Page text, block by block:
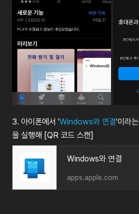
3. 아이폰에서 'Windows와 연결'이라는
을 실행해 [QR 코드 스캔]
‎Windows와 연결
apps.apple.com